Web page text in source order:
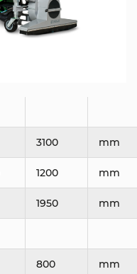
3100 mm
1200 mm
1950 mm
800 mm